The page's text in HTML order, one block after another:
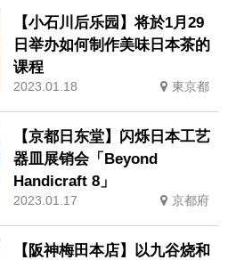
【小石川后乐园】将於1月29
日举办如何制作美味日本茶的
课程
2023.01.18 東京都
【京都日东堂】闪烁日本工艺
器皿展销会「Beyond
Handicraft 8」
2023.01.17 京都府
【阪神梅田本店】以九谷烧和